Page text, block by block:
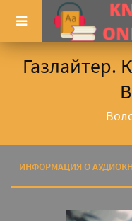
Газлайтер.
ИНФОРМАЦИЯ О